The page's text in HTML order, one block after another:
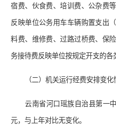
宿费、伙食费、培训费、公杂费
反映单位公务用车车辆购置支出
料费、维修费、过路过桥费、保
务接待费反映单位按规定开支的各
（二）机关运行经费安排变
云南省河口瑶族自治县第一
元，与上年对比无变化。